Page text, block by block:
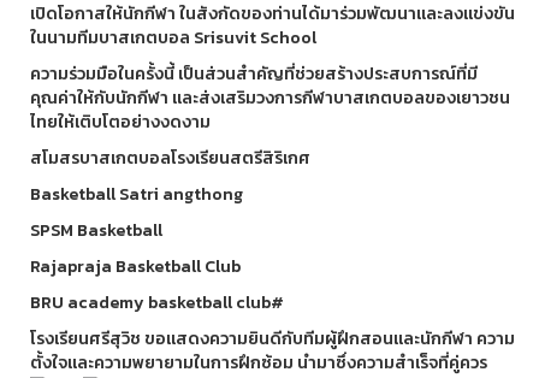
เปิดโอกาสให้นักกีฬา ในสังกัดของท่านได้มาร่วมพัฒนาและลงแข่งขัน
ในนามทีมบาสเกตบอล Srisuvit School
ความร่วมมือในครั้งนี้ เป็นส่วนสำคัญที่ช่วยสร้างประสบการณ์ที่มี
คุณค่าให้กับนักกีฬา และส่งเสริมวงการกีฬาบาสเกตบอลของเยาวชน
ไทยให้เติบโตอย่างงดงาม
สโมสรบาสเกตบอลโรงเรียนสตรีสิริเกศ
Basketball Satri angthong
SPSM Basketball
Rajapraja Basketball Club
BRU academy basketball club#
โรงเรียนศรีสุวิช ขอแสดงความยินดีกับทีมผู้ฝึกสอนและนักกีฬา ความ
ตั้งใจและความพยายามในการฝึกซ้อม นำมาซึ่งความสำเร็จที่คู่ควร